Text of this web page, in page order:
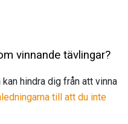
vinnande tävlingar?
hindra dig från att vinna
till att du inte